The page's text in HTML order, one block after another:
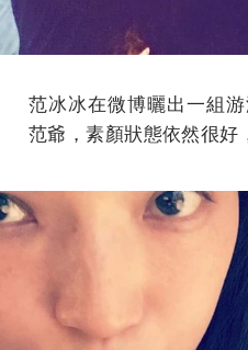
范冰冰在微博曬出一組
范爺，素顏狀態依然很好